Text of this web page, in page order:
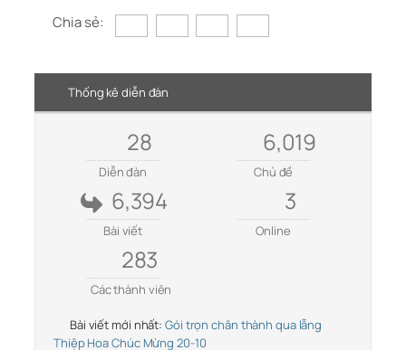
Chia sẻ:
Thống kê diễn đàn
28
Diễn đàn
6,019
Chủ đề
6,394
Bài viết
3
Online
283
Các thành viên
Bài viết mới nhất: Gói trọn chân thành qua lẵng
Thiệp Hoa Chúc Mừng 20-10